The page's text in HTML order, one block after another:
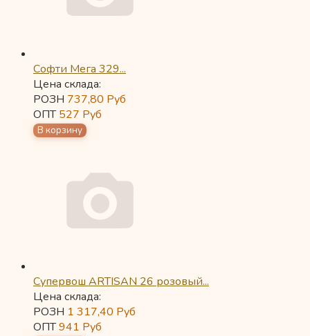
Софти Мега 329...
Цена склада:
РОЗН 737,80 Руб
ОПТ527 Руб
Супервош ARTISAN 26 розовый...
Цена склада:
РОЗН 1 317,40 Руб
ОПТ941 Руб